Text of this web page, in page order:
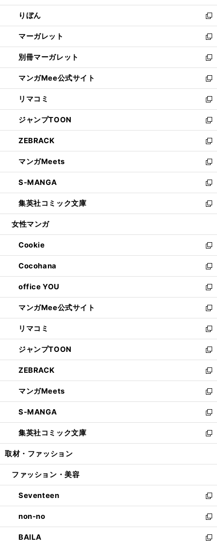
開
く
ウ
で
開
く
ン
ド
ウ
で
開
く
ウ
ィ
ン
ド
ウ
で
開
く
りぼん
新
し
い
ウ
ィ
ン
ド
ウ
で
開
く
マーガレット
新
し
い
ウ
ィ
ン
ド
ウ
で
開
く
別冊マーガレット
新
し
い
ウ
ィ
ン
ド
ウ
で
開
く
マンガMee公式サイト
新
し
い
ウ
ィ
ン
ド
ウ
で
開
く
リマコミ
新
し
い
ウ
ィ
ン
ド
ウ
で
開
く
ジャンプTOON
新
し
い
ウ
ィ
ン
ド
ウ
で
開
ZEBRACK
新
し
い
ウ
ィ
ン
ド
ウ
開
く
マンガMeets
新
し
い
ウ
ィ
ン
ウ
で
開
く
S-MANGA
新
し
い
ウ
ン
ド
ウ
で
開
く
集英社コミック文庫
新
し
ウ
ィ
ン
ド
ウ
で
開
く
女性マンガ
Cookie
新
し
い
ウ
ィ
ン
ド
ウ
で
開
く
Cocohana
新
し
い
ウ
ィ
ン
ド
ウ
で
開
く
office YOU
新
し
い
ウ
ィ
ン
ド
ウ
で
開
く
マンガMee公式サイト
新
し
い
ウ
ィ
ン
ド
ウ
で
開
く
リマコミ
新
し
い
ウ
ィ
ン
ド
ウ
で
開
く
ジャンプTOON
新
し
い
ウ
ィ
ン
ド
ウ
で
開
ZEBRACK
新
し
い
ウ
ィ
ン
ド
ウ
開
マンガMeets
新
し
い
ウ
ィ
ン
ウ
開
く
S-MANGA
新
し
い
ウ
ン
ウ
で
開
く
集英社コミック文庫
新
し
ウ
ン
ド
ウ
で
開
く
取材・ファッション
ファッション・美容
Seventeen
新
し
い
ウ
ィ
non-no
新
し
い
BAILA
新